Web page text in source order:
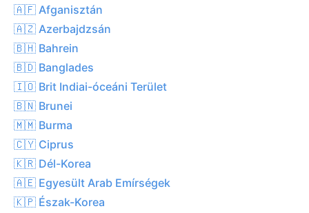
🇦🇫 Afganisztán
🇦🇿 Azerbajdzsán
🇧🇭 Bahrein
🇧🇩 Banglades
🇮🇴 Brit Indiai-óceáni Terület
🇧🇳 Brunei
🇲🇲 Burma
🇨🇾 Ciprus
🇰🇷 Dél-Korea
🇦🇪 Egyesült Arab Emírségek
🇰🇵 Észak-Korea